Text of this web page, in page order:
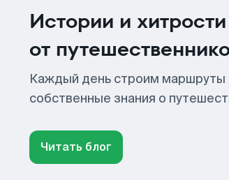
Истории и хитрости
от
Каждый день строим маршруты
собственные знания о
Читать блог